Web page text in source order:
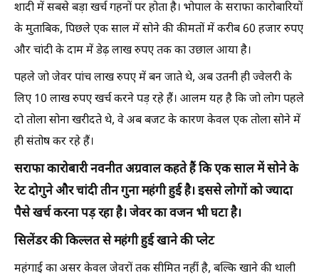
शादी में सबसे बड़ा खर्च गहनों पर होता है। भोपाल के सराफा कारोबारियों
के मुताबिक, पिछले एक साल में सोने की कीमतों में करीब 60 हजार रुपए
और चांदी के दाम में डेढ़ लाख रुपए तक का उछाल आया है।
पहले जो जेवर पांच लाख रुपए में बन जाते थे, अब उतनी ही ज्वेलरी के
लिए 10 लाख रुपए खर्च करने पड़ रहे हैं। आलम यह है कि जो लोग पहले
दो तोला सोना खरीदते थे, वे अब बजट के कारण केवल एक तोला सोने में
ही संतोष कर रहे हैं।
सराफा कारोबारी नवनीत अग्रवाल कहते हैं कि एक साल में सोने के
रेट दोगुने और चांदी तीन गुना महंगी हुई है। इससे लोगों को ज्यादा
पैसे खर्च करना पड़ रहा है। जेवर का वजन भी घटा है।
सिलेंडर की किल्लत से महंगी हुई खाने की प्लेट
महंगाई का असर केवल जेवरों तक सीमित नहीं है, बल्कि खाने की थाली